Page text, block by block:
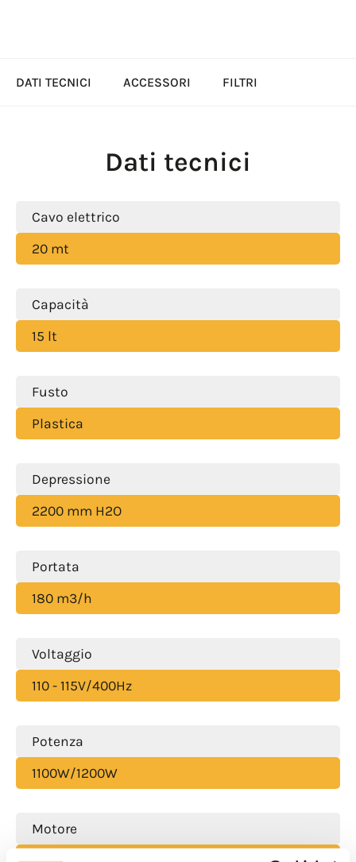
DATI TECNICI ACCESSORI FILTRI
Dati tecnici
Cavo elettrico
20 mt
Capacità
15 lt
Fusto
Plastica
Depressione
2200 mm H2O
Portata
180 m3/h
Voltaggio
110 - 115V/400Hz
Potenza
1100W/1200W
Motore
Privacy Policy
Termini del serviziodi Google.